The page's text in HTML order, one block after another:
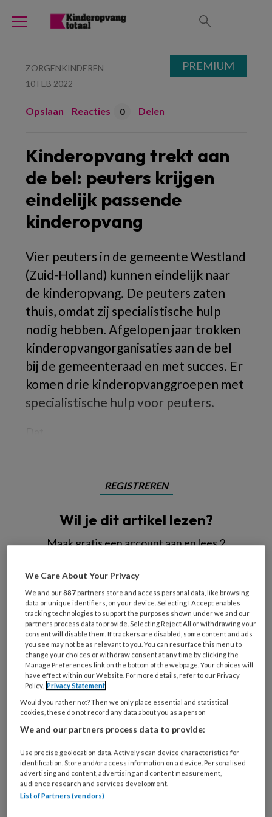
ZORGENKINDEREN
10 FEB 2022
Opslaan Reacties 0 Delen
Kinderopvang trekt aan
de bel: peuters krijgen
eindelijk passende
kinderopvang
Vier peuters in de gemeente Westland
(Zuid-Holland) kunnen eindelijk naar
de kinderopvang. De peuters zaten
thuis, omdat zij specialistische hulp
nodig hebben. Afgelopen jaar trokken
kinderopvangorganisaties aan de bel
bij de gemeenteraad en met succes. Er
komen drie kinderopvanggroepen met
specialistische hulp voor peuters.
REGISTREREN
Wil je dit artikel lezen?
Maak gratis een account aan en lees 2
Al een account of abonnement?Log dan in
Wat
is
je
e-
mailadres?
Kies
je
wachtwoord* *
je
functie *
Bij
welke
organisatie
PREMIUM
We Care About Your Privacy
We and our887 partners store and access personal data, like browsing
data or unique identifiers, on your device. Selecting I Accept enables
tracking technologies to support the purposes shown under we and our
partners process data to provide. Selecting Reject All or withdrawing your
consent will disable them. If trackers are disabled, some content and ads
you see may not be as relevant to you. You can resurface this menu to
change your choices or withdraw consent at any time by clicking the
Manage Preferences link on the bottom of the webpage. Your choices will
have effect within our Website. For more details, refer to our Privacy
Policy. Privacy Statement
Would you rather not? Then we only place essential and statistical
cookies, these do not record any data about you as a person
We and our partners process data to provide:
Use precise geolocation data. Actively scan device characteristics for
identification. Store and/or access information on a device. Personalised
advertising and content, advertising and content measurement,
audience research and services development.
List of Partners (vendors)